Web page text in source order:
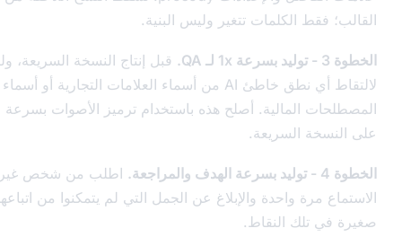
تتغير وليس البنية.
قبل إنتاج النسخة السريعة، وليد بسرعة عادية
لالتقاط أي نطق خاطئ AI من أسماء العلامات التجارية أو أسماء العقاقير أو
أصلح هذه باستخدام ترميز الأصوات بسرعة عادية، ثم تطبيق
اطلب من شخص غير مألوف بالنص
والإبلاغ عن الجمل التي لم يتمكنوا من اتباعها. أضف توقفات
النقاط.